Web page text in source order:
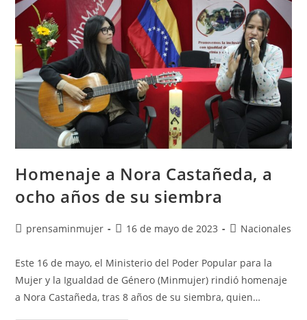
Homenaje a Nora Castañeda, a
ocho años de su siembra
prensaminmujer 16 de mayo de 2023 Nacionales
Este 16 de mayo, el Ministerio del Poder Popular para la
Mujer y la Igualdad de Género (Minmujer) rindió homenaje
a Nora Castañeda, tras 8 años de su siembra, quien…